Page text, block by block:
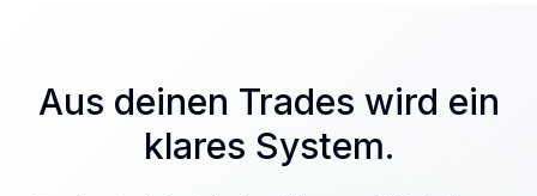
Aus deinen Trades wird ein
klares System.